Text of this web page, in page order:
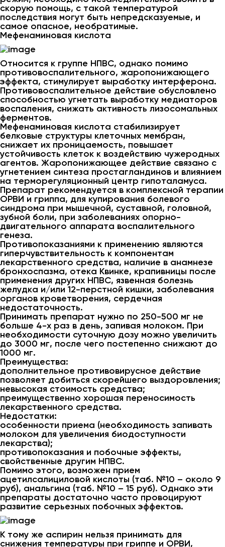
скорую помощь, с такой температурой
последствия могут быть непредсказуемые, и
самое опасное, необратимые.
Мефенаминовая кислота
Относится к группе НПВС, однако помимо
противовоспалительного, жаропонижающего
эффекта, стимулирует выработку интерферона.
Противовоспалительное действие обусловлено
способностью угнетать выработку медиаторов
воспаления, снижать активность лизосомальных
ферментов.
Мефенаминовая кислота стабилизирует
белковые структуры клеточных мембран,
снижает их проницаемость, повышает
устойчивость клеток к воздействию чужеродных
агентов. Жаропонижающее действие связано с
угнетением синтеза простагландинов и влиянием
на терморегуляционный центр гипоталамуса.
Препарат рекомендуется в комплексной терапии
ОРВИ и гриппа, для купирования болевого
синдрома при мышечной, суставной, головной,
зубной боли, при заболеваниях опорно-
двигательного аппарата воспалительного
генеза.
Противопоказаниями к применению являются
гиперчувствительность к компонентам
лекарственного средства, наличие в анамнезе
бронхоспазма, отека Квинке, крапивницы после
применения других НПВС, язвенная болезнь
желудка и/или 12-перстной кишки, заболевания
органов кроветворения, сердечная
недостаточность.
Принимать препарат нужно по 250-500 мг не
больше 4-х раз в день, запивая молоком. При
необходимости суточную дозу можно увеличить
до 3000 мг, после чего постепенно снижают до
1000 мг.
Преимущества:
дополнительное противовирусное действие
позволяет добиться скорейшего выздоровления;
невысокая стоимость средства;
преимущественно хорошая переносимость
лекарственного средства.
Недостатки:
особенности приема (необходимость запивать
молоком для увеличения биодоступности
лекарства);
противопоказания и побочные эффекты,
свойственные другим НПВС.
Помимо этого, возможен прием
ацетилсалициловой кислоты (таб. №10 – около 9
руб), анальгина (таб. №10 – 15 руб). Однако эти
препараты достаточно часто провоцируют
развитие серьезных побочных эффектов.
К тому же аспирин нельзя принимать для
снижения температуры при гриппе и ОРВИ,